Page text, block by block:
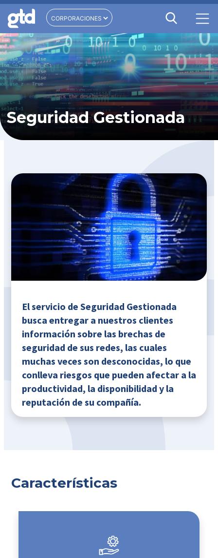
Seguridad Gestionada
El servicio de Seguridad Gestionada
busca entregar a nuestros clientes
información sobre las brechas de
seguridad de sus redes, las cuales
muchas veces son desconocidas, lo que
conlleva riesgos que pueden afectar a la
productividad, la disponibilidad y la
reputación de su compañía.
Características